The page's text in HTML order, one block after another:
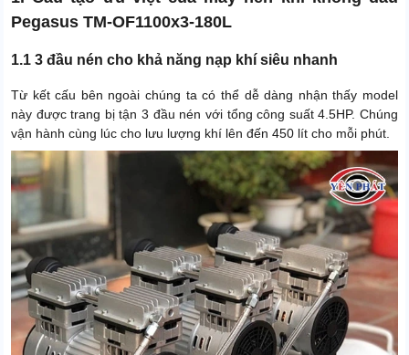
Pegasus TM-OF1100x3-180L
1.1 3 đầu nén cho khả năng nạp khí siêu nhanh
Từ kết cấu bên ngoài chúng ta có thể dễ dàng nhận thấy model
này được trang bị tận 3 đầu nén với tổng công suất 4.5HP. Chúng
vận hành cùng lúc cho lưu lượng khí lên đến 450 lít cho mỗi phút.